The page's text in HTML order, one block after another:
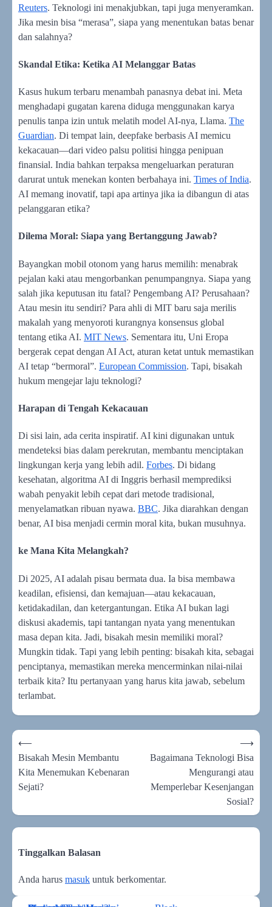
Reuters. Teknologi ini menakjubkan, tapi juga menyeramkan.
Jika mesin bisa “merasa”, siapa yang menentukan batas benar
dan salahnya?
Skandal Etika: Ketika AI Melanggar Batas
Kasus hukum terbaru menambah panasnya debat ini. Meta
menghadapi gugatan karena diduga menggunakan karya
penulis tanpa izin untuk melatih model AI-nya, Llama. The
Guardian. Di tempat lain, deepfake berbasis AI memicu
kekacauan—dari video palsu politisi hingga penipuan
finansial. India bahkan terpaksa mengeluarkan peraturan
darurat untuk menekan konten berbahaya ini. Times of India.
AI memang inovatif, tapi apa artinya jika ia dibangun di atas
pelanggaran etika?
Dilema Moral: Siapa yang Bertanggung Jawab?
Bayangkan mobil otonom yang harus memilih: menabrak
pejalan kaki atau mengorbankan penumpangnya. Siapa yang
salah jika keputusan itu fatal? Pengembang AI? Perusahaan?
Atau mesin itu sendiri? Para ahli di MIT baru saja merilis
makalah yang menyoroti kurangnya konsensus global
tentang etika AI. MIT News. Sementara itu, Uni Eropa
bergerak cepat dengan AI Act, aturan ketat untuk memastikan
AI tetap “bermoral”. European Commission. Tapi, bisakah
hukum mengejar laju teknologi?
Harapan di Tengah Kekacauan
Di sisi lain, ada cerita inspiratif. AI kini digunakan untuk
mendeteksi bias dalam perekrutan, membantu menciptakan
lingkungan kerja yang lebih adil. Forbes. Di bidang
kesehatan, algoritma AI di Inggris berhasil memprediksi
wabah penyakit lebih cepat dari metode tradisional,
menyelamatkan ribuan nyawa. BBC. Jika diarahkan dengan
benar, AI bisa menjadi cermin moral kita, bukan musuhnya.
ke Mana Kita Melangkah?
Di 2025, AI adalah pisau bermata dua. Ia bisa membawa
keadilan, efisiensi, dan kemajuan—atau kekacauan,
ketidakadilan, dan ketergantungan. Etika AI bukan lagi
diskusi akademis, tapi tantangan nyata yang menentukan
masa depan kita. Jadi, bisakah mesin memiliki moral?
Mungkin tidak. Tapi yang lebih penting: bisakah kita, sebagai
penciptanya, memastikan mereka mencerminkan nilai-nilai
terbaik kita? Itu pertanyaan yang harus kita jawab, sebelum
terlambat.
Navigasi
pos
⟵
Bisakah Mesin Membantu
Kita Menemukan Kebenaran
Sejati?
Bagaimana Teknologi Bisa
Mengurangi atau
Memperlebar Kesenjangan
Sosial?
⟶
Tinggalkan Balasan
Anda harus masuk untuk berkomentar.